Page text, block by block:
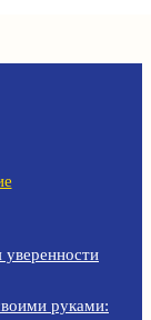
уверенности
руками: